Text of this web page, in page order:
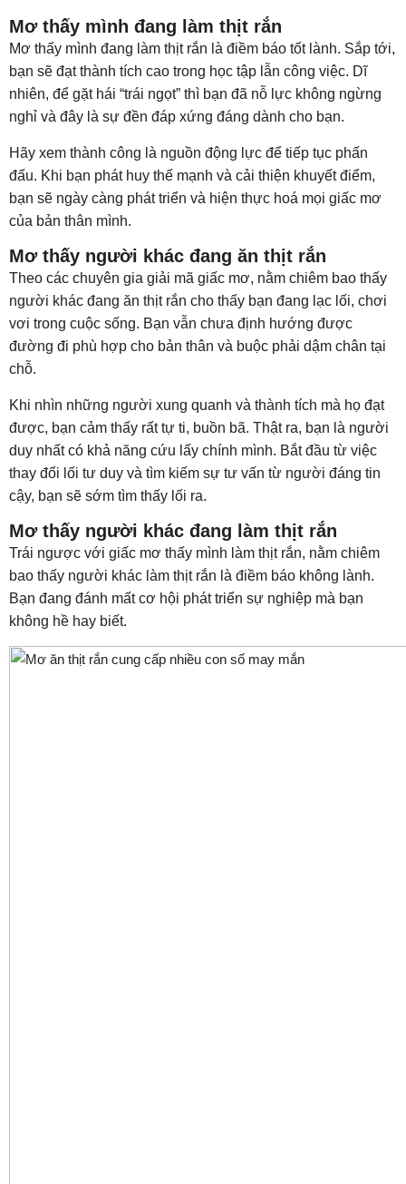
Mơ thấy mình đang làm thịt rắn
Mơ thấy mình đang làm thịt rắn là điềm báo tốt lành. Sắp tới,
bạn sẽ đạt thành tích cao trong học tập lẫn công việc. Dĩ
nhiên, để gặt hái “trái ngọt” thì bạn đã nỗ lực không ngừng
nghỉ và đây là sự đền đáp xứng đáng dành cho bạn.
Hãy xem thành công là nguồn động lực để tiếp tục phấn
đấu. Khi bạn phát huy thế mạnh và cải thiện khuyết điểm,
bạn sẽ ngày càng phát triển và hiện thực hoá mọi giấc mơ
của bản thân mình.
Mơ thấy người khác đang ăn thịt rắn
Theo các chuyên gia giải mã giấc mơ, nằm chiêm bao thấy
người khác đang ăn thịt rắn cho thấy bạn đang lạc lối, chơi
vơi trong cuộc sống. Bạn vẫn chưa định hướng được
đường đi phù hợp cho bản thân và buộc phải dậm chân tại
chỗ.
Khi nhìn những người xung quanh và thành tích mà họ đạt
được, bạn cảm thấy rất tự ti, buồn bã. Thật ra, bạn là người
duy nhất có khả năng cứu lấy chính mình. Bắt đầu từ việc
thay đổi lối tư duy và tìm kiếm sự tư vấn từ người đáng tin
cậy, bạn sẽ sớm tìm thấy lối ra.
Mơ thấy người khác đang làm thịt rắn
Trái ngược với giấc mơ thấy mình làm thịt rắn, nằm chiêm
bao thấy người khác làm thịt rắn là điềm báo không lành.
Bạn đang đánh mất cơ hội phát triển sự nghiệp mà bạn
không hề hay biết.